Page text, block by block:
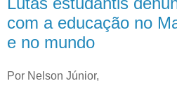
com a educação no
e no mundo
Por Nelson Júnior,